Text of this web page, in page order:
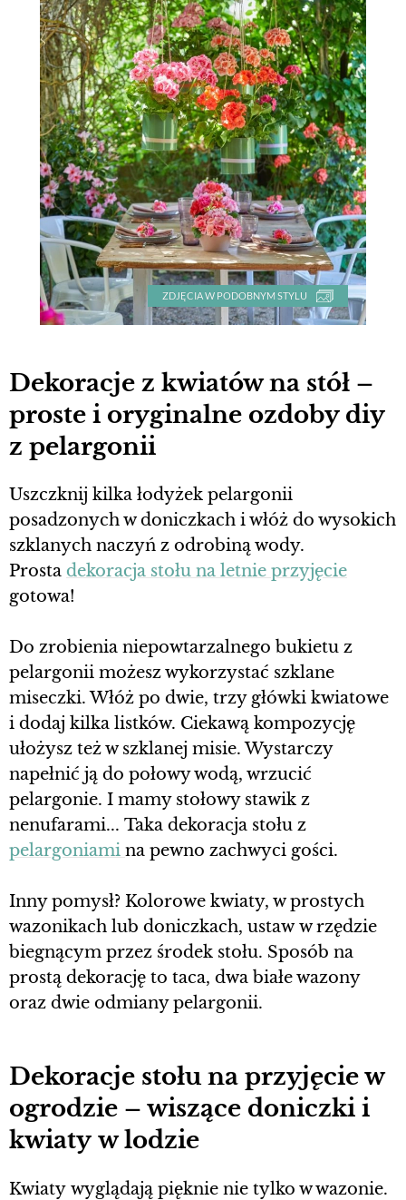
ZDJĘCIA W PODOBNYM STYLU
Dekoracje z kwiatów na stół –
proste i oryginalne ozdoby diy
z pelargonii
Uszczknij kilka łodyżek pelargonii
posadzonych w doniczkach i włóż do wysokich
szklanych naczyń z odrobiną wody.
Prosta dekoracja stołu na letnie przyjęcie
gotowa!
Do zrobienia niepowtarzalnego bukietu z
pelargonii możesz wykorzystać szklane
miseczki. Włóż po dwie, trzy główki kwiatowe
i dodaj kilka listków. Ciekawą kompozycję
ułożysz też w szklanej misie. Wystarczy
napełnić ją do połowy wodą, wrzucić
pelargonie. I mamy stołowy stawik z
nenufarami... Taka dekoracja stołu z
pelargoniami na pewno zachwyci gości.
Inny pomysł? Kolorowe kwiaty, w prostych
wazonikach lub doniczkach, ustaw w rzędzie
biegnącym przez środek stołu. Sposób na
prostą dekorację to taca, dwa białe wazony
oraz dwie odmiany pelargonii.
Dekoracje stołu na przyjęcie w
ogrodzie – wiszące doniczki i
kwiaty w lodzie
Kwiaty wyglądają pięknie nie tylko w wazonie.